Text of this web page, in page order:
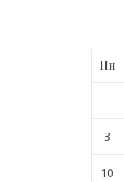
Пн
3
10